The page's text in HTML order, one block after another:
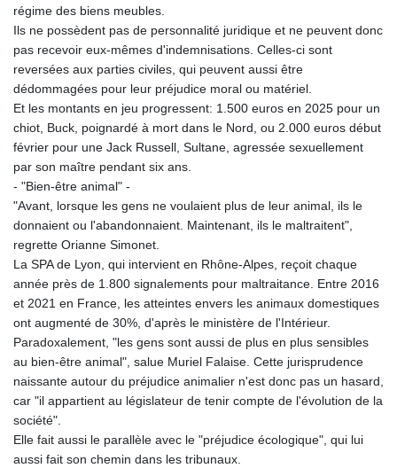
régime des biens meubles.
Ils ne possèdent pas de personnalité juridique et ne peuvent donc
pas recevoir eux-mêmes d'indemnisations. Celles-ci sont
reversées aux parties civiles, qui peuvent aussi être
dédommagées pour leur préjudice moral ou matériel.
Et les montants en jeu progressent: 1.500 euros en 2025 pour un
chiot, Buck, poignardé à mort dans le Nord, ou 2.000 euros début
février pour une Jack Russell, Sultane, agressée sexuellement
par son maître pendant six ans.
- "Bien-être animal" -
"Avant, lorsque les gens ne voulaient plus de leur animal, ils le
donnaient ou l'abandonnaient. Maintenant, ils le maltraitent",
regrette Orianne Simonet.
La SPA de Lyon, qui intervient en Rhône-Alpes, reçoit chaque
année près de 1.800 signalements pour maltraitance. Entre 2016
et 2021 en France, les atteintes envers les animaux domestiques
ont augmenté de 30%, d'après le ministère de l'Intérieur.
Paradoxalement, "les gens sont aussi de plus en plus sensibles
au bien-être animal", salue Muriel Falaise. Cette jurisprudence
naissante autour du préjudice animalier n'est donc pas un hasard,
car "il appartient au législateur de tenir compte de l'évolution de la
société".
Elle fait aussi le parallèle avec le "préjudice écologique", qui lui
aussi fait son chemin dans les tribunaux.